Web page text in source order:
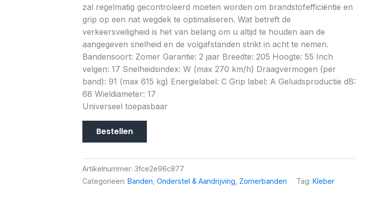
zal regelmatig gecontroleerd moeten worden om brandstofefficiëntie en
grip op een nat wegdek te optimaliseren. Wat betreft de
verkeersveiligheid is het van belang om u altijd te houden aan de
aangegeven snelheid en de volgafstanden strikt in acht te nemen.
Bandensoort: Zomer Garantie: 2 jaar Breedte: 205 Hoogte: 55 Inch
velgen: 17 Snelheidsindex: W (max 270 km/h) Draagvermogen (per
band): 91 (max 615 kg) Energielabel: C Grip label: A Geluidsproductie dB:
68 Wieldiameter: 17
Universeel toepasbaar
Bestellen
Artikelnummer: 3fce2e96c877
Categorieën: Banden Onderstel & Aandrijving Zomerbanden Tag: Kleber